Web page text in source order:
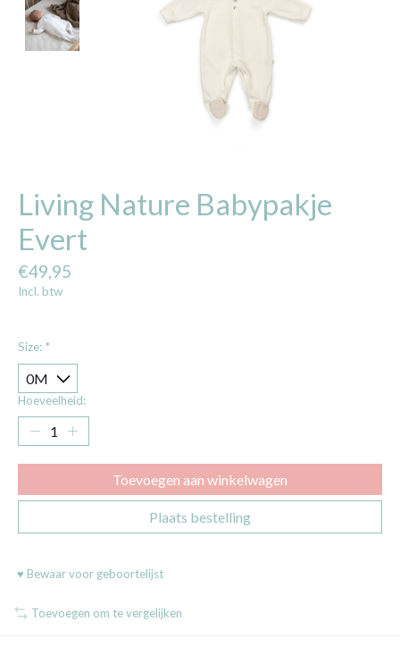
Living Nature Babypakje
Evert
€49,95
Incl. btw
Size: *
Hoeveelheid:
Toevoegen aan winkelwagen
Plaats bestelling
♥ Bewaar voor geboortelijst
Toevoegen om te vergelijken